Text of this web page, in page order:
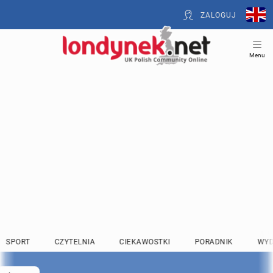
ZALOGUJ
Menu
SPORT CZYTELNIA CIEKAWOSTKI PORADNIK